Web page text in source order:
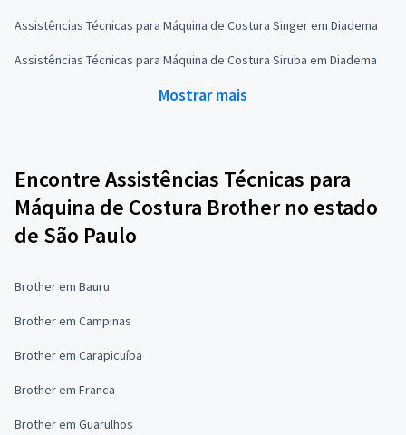
Assistências Técnicas para Máquina de Costura Singer em Diadema
Assistências Técnicas para Máquina de Costura Siruba em Diadema
Mostrar mais
Encontre Assistências Técnicas para
Máquina de Costura Brother no estado
de São Paulo
Brother em Bauru
Brother em Campinas
Brother em Carapicuíba
Brother em Franca
Brother em Guarulhos